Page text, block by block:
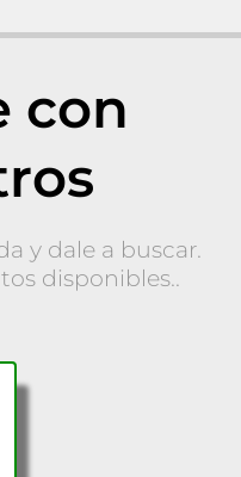
con
y dale a buscar.
disponibles..